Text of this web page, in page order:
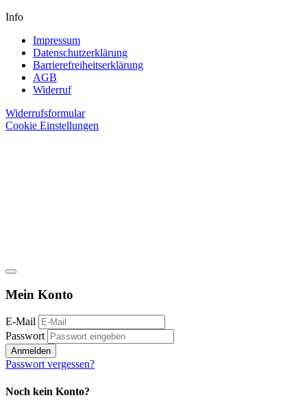
Info
Impressum
Datenschutzerklärung
Barrierefreiheitserklärung
AGB
Widerruf
Widerrufsformular
Cookie Einstellungen
Mein Konto
E-Mail
Passwort
Anmelden
Passwort vergessen?
Noch kein Konto?